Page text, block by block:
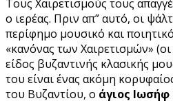
Τους Χαιρετισμούς τους
ο ιερέας. Πριν απ” αυτό, οι
περίφημο μουσικό και
«κανόνας των Χαιρετισμών»
είδος βυζαντινής κλασικής
του είναι ένας ακόμη
του Βυζαντίου, ο άγιος